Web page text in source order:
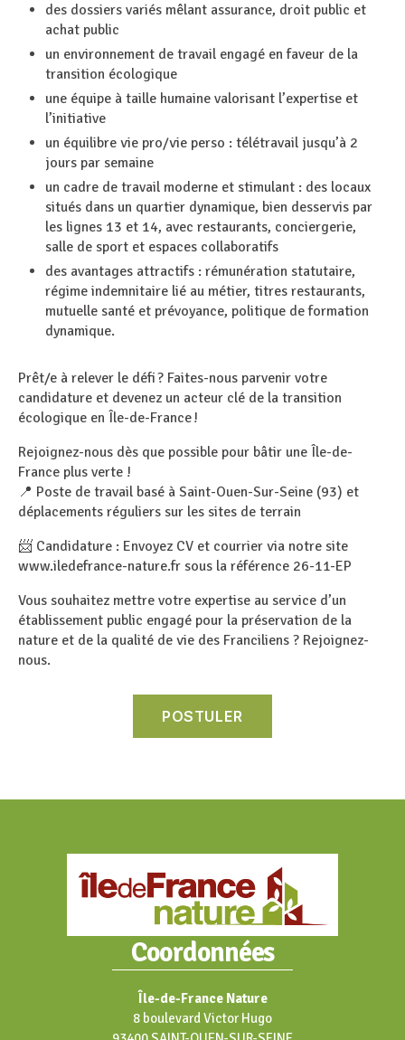
des dossiers variés mêlant assurance, droit public et
achat public
un environnement de travail engagé en faveur de la
transition écologique
une équipe à taille humaine valorisant l’expertise et
l’initiative
un équilibre vie pro/vie perso : télétravail jusqu’à 2
jours par semaine
un cadre de travail moderne et stimulant : des locaux
situés dans un quartier dynamique, bien desservis par
les lignes 13 et 14, avec restaurants, conciergerie,
salle de sport et espaces collaboratifs
des avantages attractifs : rémunération statutaire,
régime indemnitaire lié au métier, titres restaurants,
mutuelle santé et prévoyance, politique de formation
dynamique.
Prêt/e à relever le défi ? Faites-nous parvenir votre
candidature et devenez un acteur clé de la transition
écologique en Île-de-France !
Rejoignez-nous dès que possible pour bâtir une Île-de-
France plus verte !
📍 Poste de travail basé à Saint-Ouen-Sur-Seine (93) et
déplacements réguliers sur les sites de terrain
📨 Candidature : Envoyez CV et courrier via notre site
www.iledefrance-nature.fr sous la référence 26-11-EP
Vous souhaitez mettre votre expertise au service d’un
établissement public engagé pour la préservation de la
nature et de la qualité de vie des Franciliens ? Rejoignez-
nous.
Coordonnées
Île-de-France Nature
8 boulevard Victor Hugo